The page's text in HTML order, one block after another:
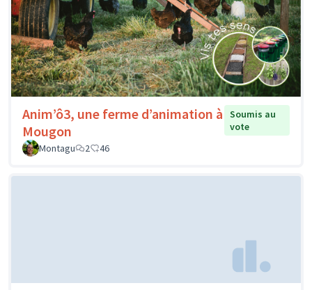
Anim’ô3, une ferme d’animation à
Mougon
Soumis au
vote
Montagu
2 46